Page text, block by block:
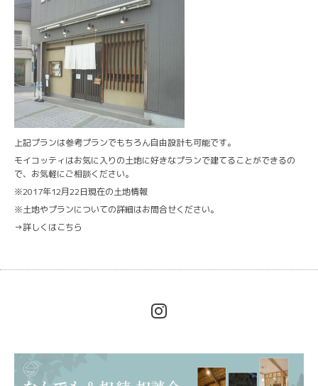
上記プランは参考プランでもちろん自由設計も可能です。
モイコッティはお気に入りの土地に好きなプランで建てることができるの
で、お気軽にご相談ください。
※2017年12月22日現在の土地情報
※土地やプランについての詳細はお問合せください。
→詳しくはこちら